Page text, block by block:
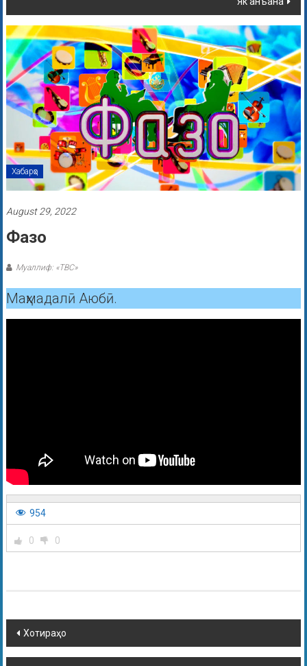
Хабарҳо
August 29, 2022
Фазо
Муаллиф: «ТВС»
Маҳмадалӣ Аюбӣ.
954
0 0
Хотираҳо